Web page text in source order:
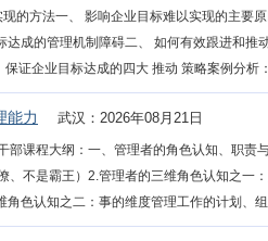
的方法一、 影响企业目标难以实现的主要
达成的管理机制障碍二、 如何有效跟进和推
证企业目标达成的四大 推动 策略案例分析
能力 武汉：2026年08月21日
部课程大纲：一、管理者的角色认知、职责
、不是霸王）2.管理者的三维角色认知之一
角色认知之二：事的维度管理工作的计划、